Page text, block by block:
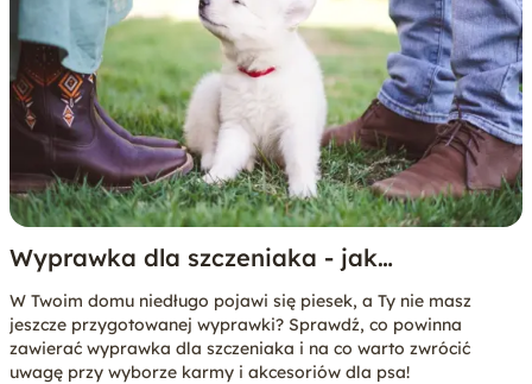
Wyprawka dla szczeniaka - jak
przygotować się na pierwsze dni
szczeniaka w domu?
W Twoim domu niedługo pojawi się piesek, a Ty nie masz
jeszcze przygotowanej wyprawki? Sprawdź, co powinna
zawierać wyprawka dla szczeniaka i na co warto zwrócić
uwagę przy wyborze karmy i akcesoriów dla psa!